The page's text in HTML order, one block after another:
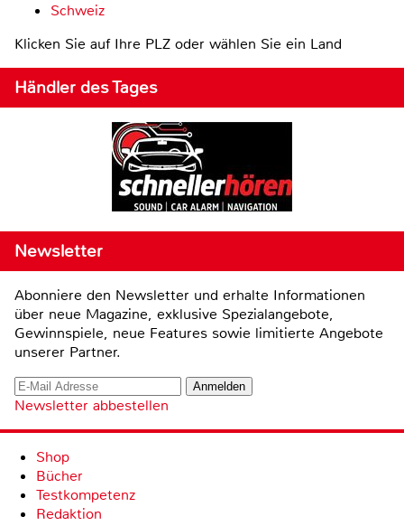
Schweiz
Klicken Sie auf Ihre PLZ oder wählen Sie ein Land
Händler des Tages
Newsletter
Abonniere den Newsletter und erhalte Informationen
über neue Magazine, exklusive Spezialangebote,
Gewinnspiele, neue Features sowie limitierte Angebote
unserer Partner.
Newsletter abbestellen
Shop
Bücher
Testkompetenz
Redaktion